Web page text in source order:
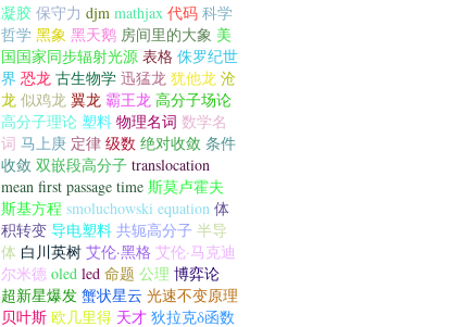
凝胶 保守力 djm mathjax 代码 科学
哲学 黑象 黑天鹅 房间里的大象 美
国国家同步辐射光源 表格 侏罗纪世
界 恐龙 古生物学 迅猛龙 犹他龙 沧
龙 似鸡龙 翼龙 霸王龙 高分子场论
高分子理论 塑料 物理名词 数学名
词 马上庚 定律 级数 绝对收敛 条件
收敛 双嵌段高分子 translocation
mean first passage time 斯莫卢霍夫
斯基方程 smoluchowski equation 体
积转变 导电塑料 共轭高分子 半导
体 白川英树 艾伦·黑格 艾伦·马克迪
尔米德 oled led 命题 公理 博弈论
超新星爆发 蟹状星云 光速不变原理
贝叶斯 欧几里得 天才 狄拉克δ函数